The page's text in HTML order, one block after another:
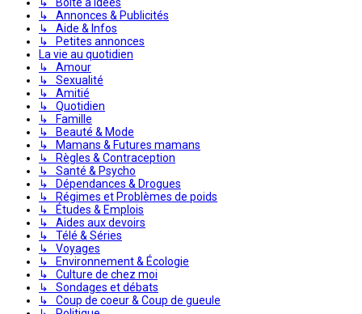
↳ Annonces & Publicités
↳ Aide & Infos
↳ Petites annonces
La vie au quotidien
↳ Amour
↳ Sexualité
↳ Amitié
↳ Quotidien
↳ Famille
↳ Beauté & Mode
↳ Mamans & Futures mamans
↳ Règles & Contraception
↳ Santé & Psycho
↳ Dépendances & Drogues
↳ Régimes et Problèmes de poids
↳ Études & Emplois
↳ Aides aux devoirs
↳ Télé & Séries
↳ Voyages
↳ Environnement & Écologie
↳ Culture de chez moi
↳ Sondages et débats
↳ Coup de coeur & Coup de gueule